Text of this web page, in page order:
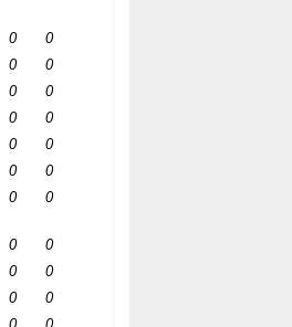
0
0
0
0
0
0
0
0
0
0
0
0
0 0
0
0
0
0
0
0